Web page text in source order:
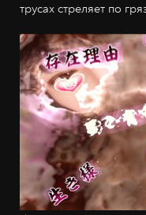
трусах стреляет по